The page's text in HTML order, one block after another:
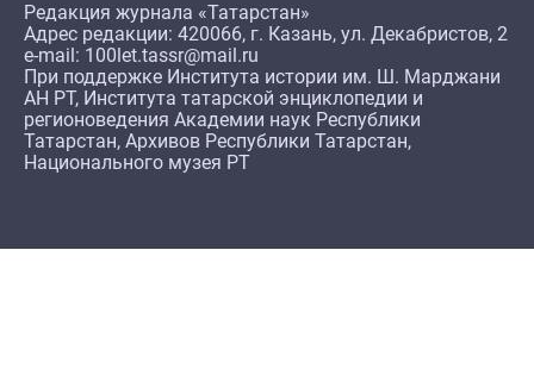
Редакция журнала «Татарстан»
Адрес редакции: 420066, г. Казань, ул. Декабристов, 2
e-mail: 100let.tassr@mail.ru
При поддержке Института истории им. Ш. Марджани
АН РТ, Института татарской энциклопедии и
регионоведения Академии наук Республики
Татарстан, Архивов Республики Татарстан,
Национального музея РТ